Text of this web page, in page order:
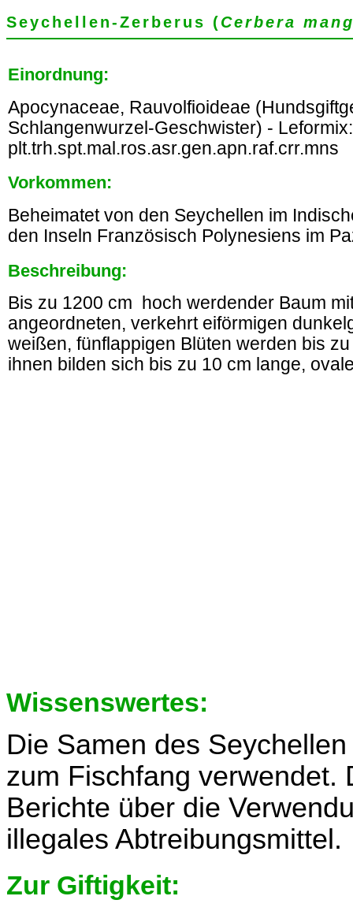
Seychellen-Zerberus (Cerbera
Einordnung:
Apocynaceae, Rauvolfioideae
Schlangenwurzel-Geschwister) - Leformix:
plt.trh.spt.mal.ros.asr.gen.apn.raf.crr.mns
Vorkommen:
Beheimatet von den Seychellen im
den Inseln Französisch Polynesiens im
Beschreibung:
Bis zu 1200 cm hoch werdender Baum
angeordneten, verkehrt eiförmigen
weißen, fünflappigen Blüten werden bis
ihnen bilden sich bis zu 10 cm lange,
Wissenswertes:
Die Samen des
zum Fischfang verwendet.
Berichte über die
illegales Abtreibungsmittel.
Zur Giftigkeit: